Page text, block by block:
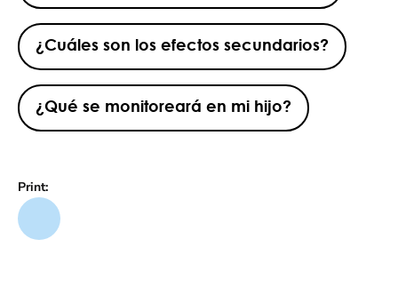
¿Cuáles son los efectos secundarios?
¿Qué se monitoreará en mi hijo?
Print: